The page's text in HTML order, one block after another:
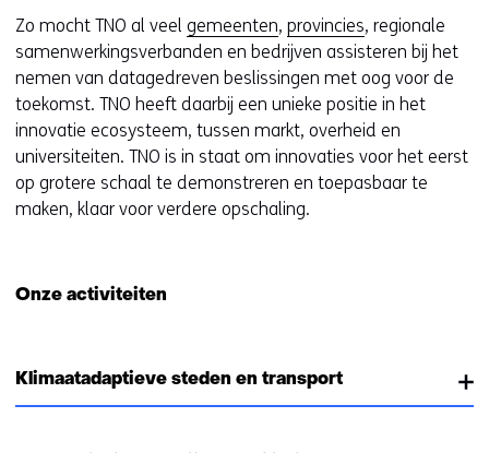
Zo mocht TNO al veel gemeenten, provincies, regionale
samenwerkingsverbanden en bedrijven assisteren bij het
nemen van datagedreven beslissingen met oog voor de
toekomst. TNO heeft daarbij een unieke positie in het
innovatie ecosysteem, tussen markt, overheid en
universiteiten. TNO is in staat om innovaties voor het eerst
op grotere schaal te demonstreren en toepasbaar te
maken, klaar voor verdere opschaling.
Onze activiteiten
Klimaatadaptieve steden en transport